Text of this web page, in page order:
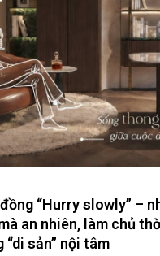
“Hurry slowly” –
an nhiên, làm chủ
“di sản” nội tâm